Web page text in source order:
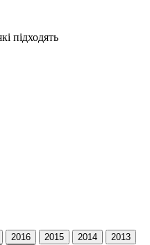
підходять
2016 2015 2014
2013